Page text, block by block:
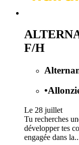
F/H
•
Le 28 juillet
Tu recherches
développer tes
engagée dans